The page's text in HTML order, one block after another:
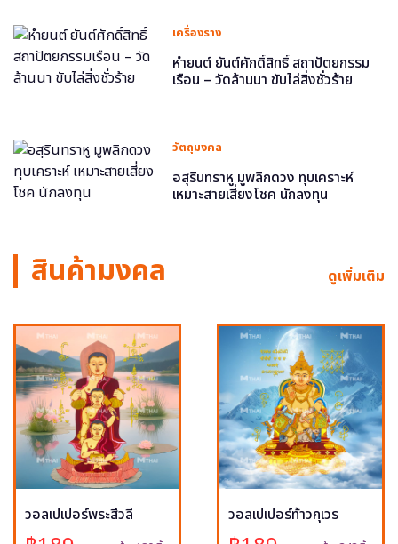
เครื่องราง
หำยนต์ ยันต์ศักดิ์สิทธิ์ สถาปัตยกรรม
เรือน – วัดล้านนา ขับไล่สิ่งชั่วร้าย
วัตถุมงคล
อสุรินทราหู มูพลิกดวง ทุบเคราะห์
เหมาะสายเสี่ยงโชค นักลงทุน
สินค้ามงคล ดูเพิ่มเติม
วอลเปเปอร์พระสีวลี วอลเปเปอร์ท้าวกุเวร